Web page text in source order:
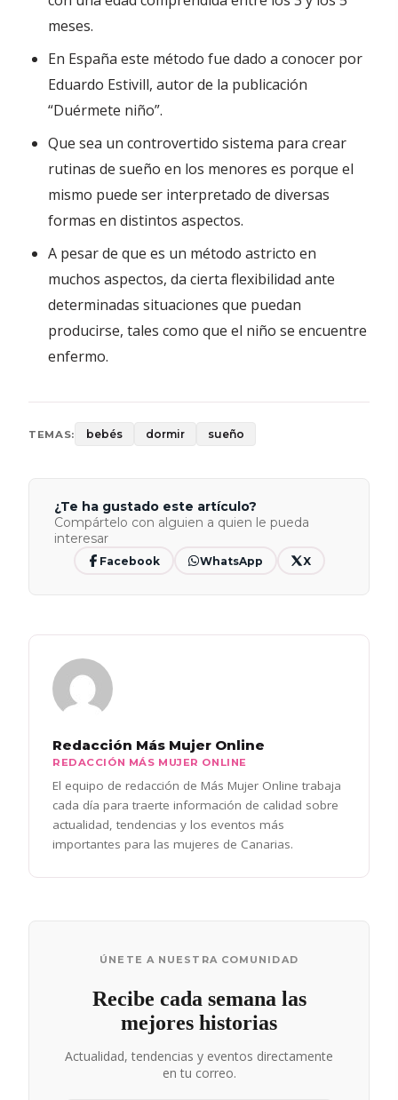
meses.
En España este método fue dado a conocer por
Eduardo Estivill, autor de la publicación
“Duérmete niño”.
Que sea un controvertido sistema para crear
rutinas de sueño en los menores es porque el
mismo puede ser interpretado de diversas
formas en distintos aspectos.
A pesar de que es un método astricto en
muchos aspectos, da cierta flexibilidad ante
determinadas situaciones que puedan
producirse, tales como que el niño se encuentre
enfermo.
TEMAS: bebés dormir sueño
¿Te ha gustado este artículo?
Compártelo con alguien a quien le pueda
interesar
Facebook WhatsApp X
Redacción Más Mujer Online
REDACCIÓN MÁS MUJER ONLINE
El equipo de redacción de Más Mujer Online trabaja
cada día para traerte información de calidad sobre
actualidad, tendencias y los eventos más
importantes para las mujeres de Canarias.
ÚNETE A NUESTRA COMUNIDAD
Recibe cada semana las
mejores historias
Actualidad, tendencias y eventos directamente
en tu correo.